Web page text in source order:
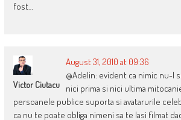
fost…
Victor Ciutacu
August 31, 2010 at 09:36
@Adelin: evident ca nimic nu-l
nici prima si nici ultima
persoanele publice suporta si avatarurile
ca nu te poate obliga nimeni sa te lasi filmat